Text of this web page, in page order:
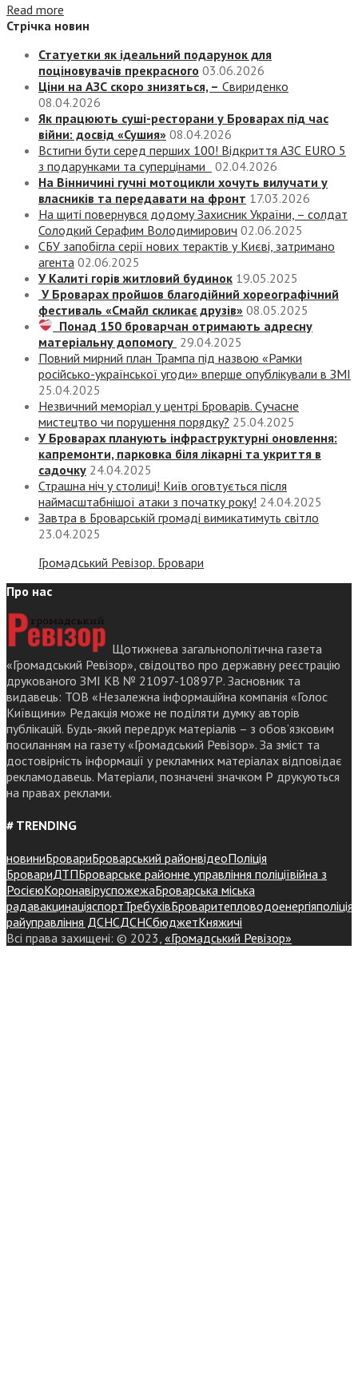
Read more
Стрічка новин
Статуетки як ідеальний подарунок для
поціновувачів прекрасного 03.06.2026
Ціни на АЗС скоро знизяться, – Свириденко
08.04.2026
Як працюють суші-ресторани у Броварах під час
війни: досвід «Сушия» 08.04.2026
Встигни бути серед перших 100! Відкриття АЗС EURO 5
з подарунками та суперцінами
02.04.2026
На Вінничині гучні мотоцикли хочуть вилучати у
власників та передавати на фронт 17.03.2026
На щиті повернувся додому Захисник України, – солдат
Солодкий Серафим Володимирович 02.06.2025
СБУ запобігла серії нових терактів у Києві, затримано
агента 02.06.2025
У Калиті горів житловий будинок 19.05.2025
У Броварах пройшов благодійний хореографічний
фестиваль «Смайл скликає друзів» 08.05.2025
Понад 150 броварчан отримають адресну
матеріальну допомогу 29.04.2025
Повний мирний план Трампа під назвою «‎Рамки
російсько-української угоди» вперше опублікували в ЗМІ
25.04.2025
Незвичний меморіал у центрі Броварів. Сучасне
мистецтво чи порушення порядку? 25.04.2025
У Броварах планують інфраструктурні оновлення:
капремонти, парковка біля лікарні та укриття в
садочку 24.04.2025
Страшна ніч у столиці! Київ оговтується після
наймасштабнішої атаки з початку року! 24.04.2025
Завтра в Броварській громаді вимикатимуть світло
23.04.2025
Громадський Ревізор. Бровари
Про нас
Щотижнева загальнополітична газета
«Громадський Ревізор», свідоцтво про державну реєстрацію
друкованого ЗМІ КВ № 21097-10897Р. Засновник та
видавець: ТОВ «Незалежна інформаційна компанія «Голос
Київщини» Редакція може не поділяти думку авторів
публікацій. Будь-який передрук матеріалів – з обов’язковим
посиланням на газету «Громадський Ревізор». За зміст та
достовірність інформації у рекламних матеріалах відповідає
рекламодавець. Матеріали, позначені значком Р друкуються
на правах реклами.
# TRENDING
новиниБровариБроварський районвідеоПоліція
БровариДТПБроварське районне управління поліціївійна з
РосієюКоронавіруспожежаБроварська міська
радавакцинаціяспортТребухівБроваритепловодоенергіяполіція
райуправління ДСНСДСНСбюджетКняжичі
Всі права захищені: © 2023, «Громадський Ревізор»